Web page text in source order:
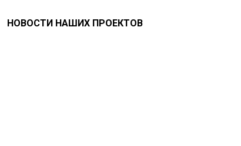
НОВОСТИ НАШИХ ПРОЕКТОВ